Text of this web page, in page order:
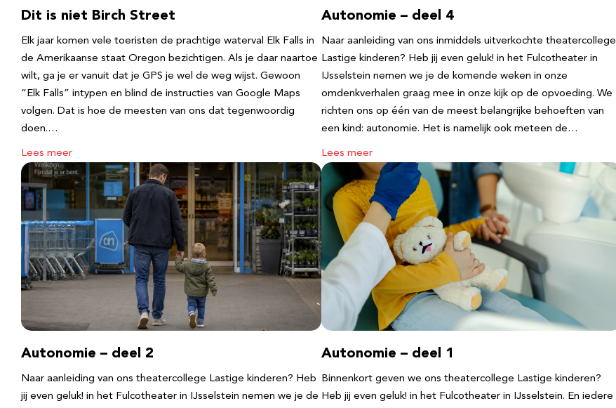
Dit is niet Birch Street
Elk jaar komen vele toeristen de prachtige waterval Elk Falls in
de Amerikaanse staat Oregon bezichtigen. Als je daar naartoe
wilt, ga je er vanuit dat je GPS je wel de weg wijst. Gewoon
“Elk Falls” intypen en blind de instructies van Google Maps
volgen. Dat is hoe de meesten van ons dat tegenwoordig
doen.…
Lees meer
Autonomie – deel 4
Naar aanleiding van ons inmiddels uitverkochte theatercollege
Lastige kinderen? Heb jij even geluk! in het Fulcotheater in
IJsselstein nemen we je de komende weken in onze
omdenkverhalen graag mee in onze kijk op de opvoeding. We
richten ons op één van de meest belangrijke behoeften van
een kind: autonomie. Het is namelijk ook meteen de…
Lees meer
Autonomie – deel 2
Naar aanleiding van ons theatercollege Lastige kinderen? Heb
jij even geluk! in het Fulcotheater in IJsselstein nemen we je de
Autonomie – deel 1
Binnenkort geven we ons theatercollege Lastige kinderen?
Heb jij even geluk! in het Fulcotheater in IJsselstein. En iedere